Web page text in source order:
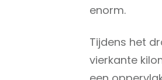
enorm.
Tijdens het
vierkante